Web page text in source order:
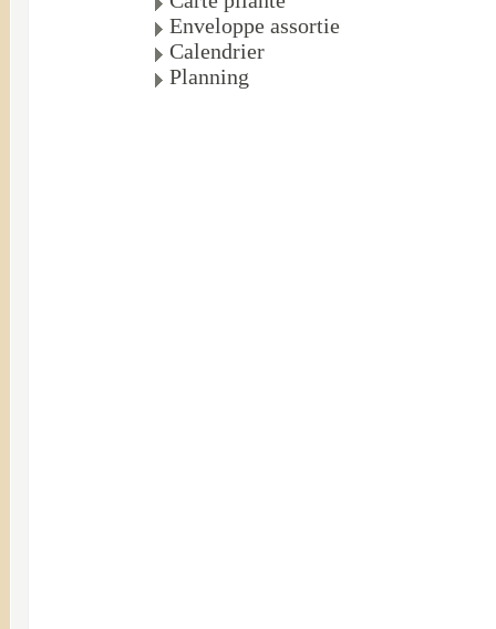
Enveloppe assortie
Calendrier
Planning